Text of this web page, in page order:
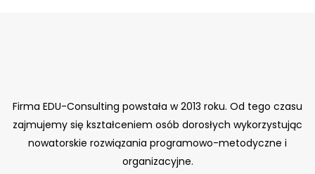
Firma EDU-Consulting powstała w 2013 roku. Od tego czasu
zajmujemy się kształceniem osób dorosłych wykorzystując
nowatorskie rozwiązania programowo-metodyczne i
organizacyjne.